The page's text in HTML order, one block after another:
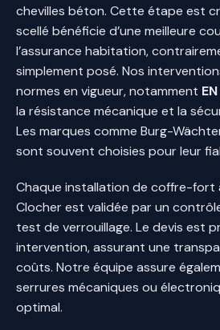
chevilles béton. Cette étape est
scellé bénéficie d’une meilleure
l’assurance habitation,
simplement posé. Nos
normes en vigueur, notamment
la résistance mécanique et la
Les marques comme Burg-
sont souvent choisies pour leur
Chaque installation de coffre-fort
Clocher est validée par un
test de verrouillage. Le devis est
intervention, assurant une
coûts. Notre équipe assure
serrures mécaniques ou
optimal.